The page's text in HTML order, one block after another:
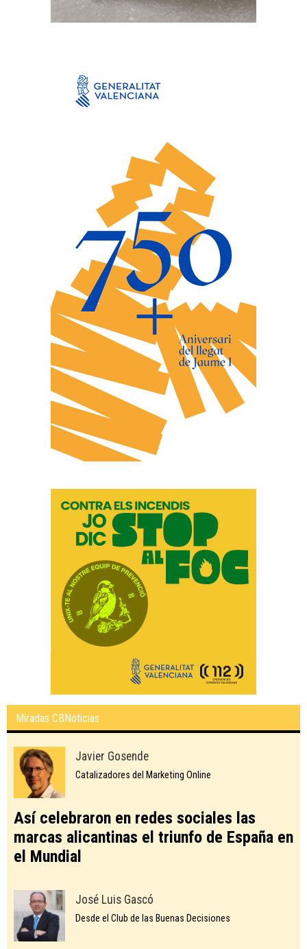
Miradas CBNoticias
Javier Gosende
Catalizadores del Marketing Online
Así celebraron en redes sociales las
marcas alicantinas el triunfo de España en
el Mundial
José Luis Gascó
Desde el Club de las Buenas Decisiones